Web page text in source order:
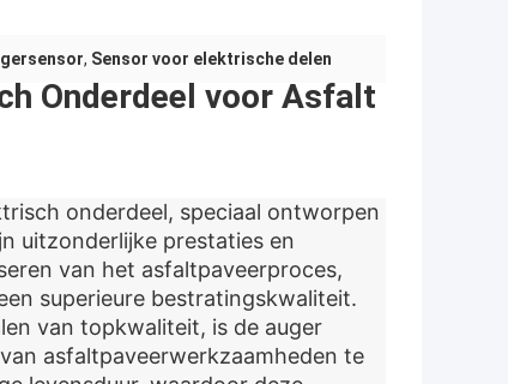
, Sensor voor elektrische delen
Onderdeel voor Asfalt
onderdeel, speciaal ontworpen
uitzonderlijke prestaties en
van het asfaltpaveerproces,
superieure bestratingskwaliteit.
van topkwaliteit, is de auger
asfaltpaveerwerkzaamheden te